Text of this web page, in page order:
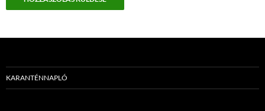
KARANTÉNNAPLÓ